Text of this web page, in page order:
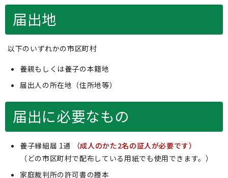
届出地
以下のいずれかの市区町村
養親もしくは養子の本籍地
届出人の所在地（住所地等）
届出に必要なもの
養子縁組届 1通
（成人のかた2名の証人が必要です）
（どの市区町村で配布している用紙でも使用できます。）
家庭裁判所の許可書の謄本